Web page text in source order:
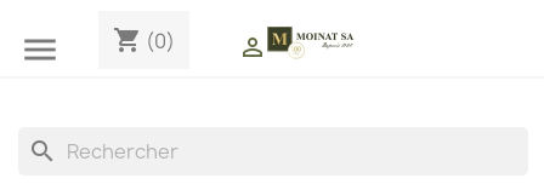
 shopping_cart (0) 
search